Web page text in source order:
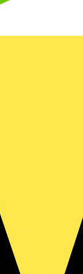
Branchennews,
auf einer